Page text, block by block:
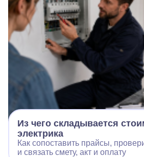
Из чего складывается
электрика
Как сопоставить прайсы,
и связать смету, акт и оплату